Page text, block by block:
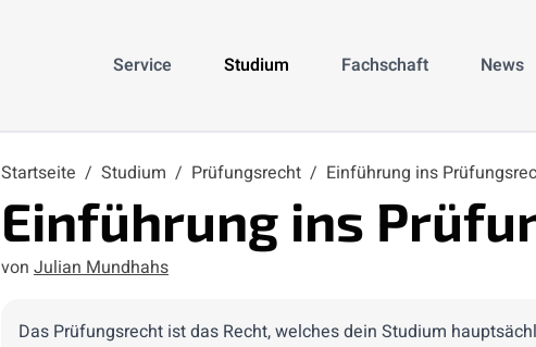
Service Studium Fachschaft News
Startseite / Studium / Prüfungsrecht / Einführung ins
Einführung ins
von Julian Mundhahs
Das Prüfungsrecht ist das Recht, welches dein Studium